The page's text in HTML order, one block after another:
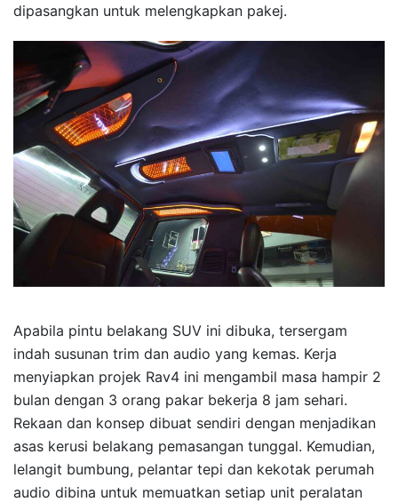
dipasangkan untuk melengkapkan pakej.
Apabila pintu belakang SUV ini dibuka, tersergam
indah susunan trim dan audio yang kemas. Kerja
menyiapkan projek Rav4 ini mengambil masa hampir 2
bulan dengan 3 orang pakar bekerja 8 jam sehari.
Rekaan dan konsep dibuat sendiri dengan menjadikan
asas kerusi belakang pemasangan tunggal. Kemudian,
lelangit bumbung, pelantar tepi dan kekotak perumah
audio dibina untuk memuatkan setiap unit peralatan